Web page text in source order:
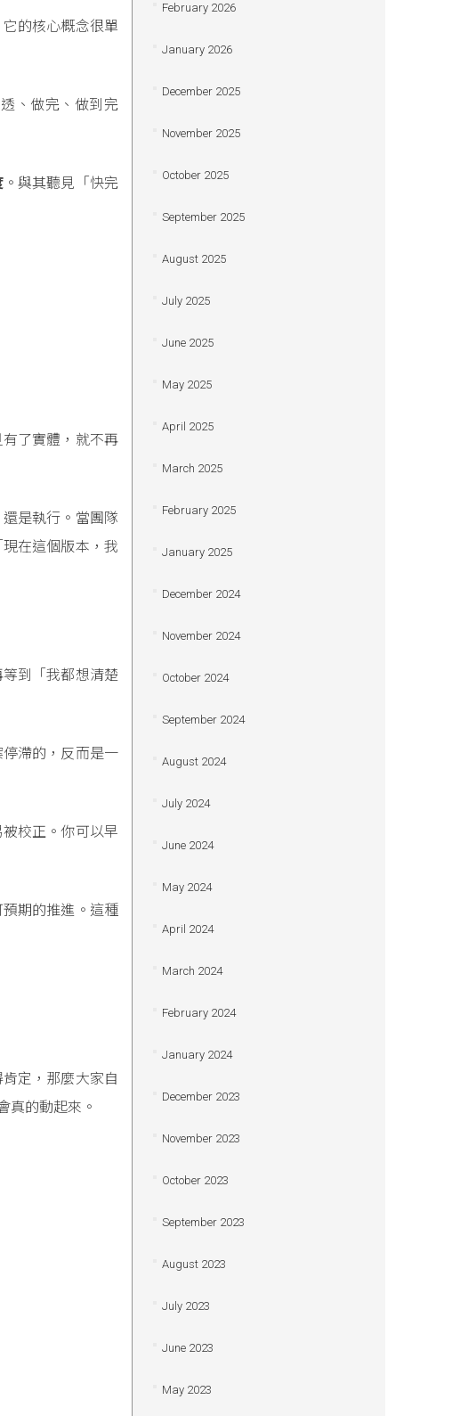
它的核心概念很單
、做完、做到完
。與其聽見「快完
了實體，就不再
是執行。當團隊
在這個版本，我
到「我都想清楚
滯的，反而是一
校正。你可以早
期的推進。這種
定，那麼大家自
真的動起來。
February 2026
January 2026
December 2025
November 2025
October 2025
September 2025
August 2025
July 2025
June 2025
May 2025
April 2025
March 2025
February 2025
January 2025
December 2024
November 2024
October 2024
September 2024
August 2024
July 2024
June 2024
May 2024
April 2024
March 2024
February 2024
January 2024
December 2023
November 2023
October 2023
September 2023
August 2023
July 2023
June 2023
May 2023